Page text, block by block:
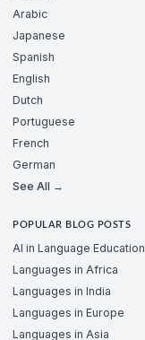
Arabic
Japanese
Spanish
English
Dutch
Portuguese
French
German
See All →
POPULAR BLOG POSTS
AI in Language Education
Languages in Africa
Languages in India
Languages in Europe
Languages in Asia